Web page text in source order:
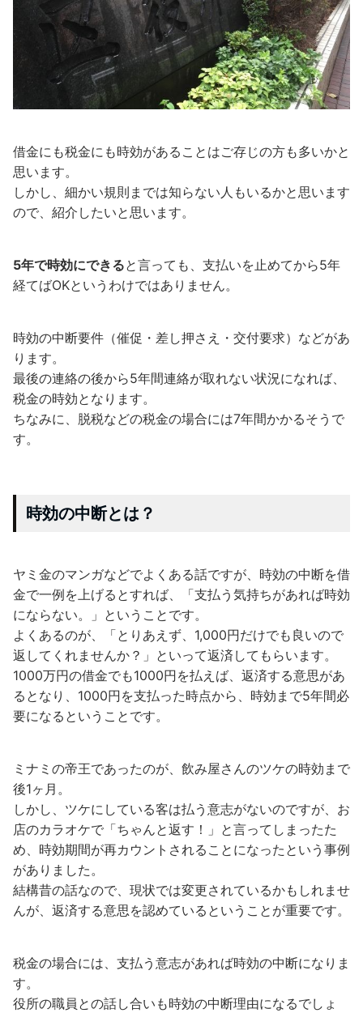
借金にも税金にも時効があることはご存じの方も多いかと
思います。
しかし、細かい規則までは知らない人もいるかと思います
ので、紹介したいと思います。
5年で時効にできると言っても、支払いを止めてから5年
経てばOKというわけではありません。
時効の中断要件（催促・差し押さえ・交付要求）などがあ
ります。
最後の連絡の後から5年間連絡が取れない状況になれば、
税金の時効となります。
ちなみに、脱税などの税金の場合には7年間かかるそうで
す。
時効の中断とは？
ヤミ金のマンガなどでよくある話ですが、時効の中断を借
金で一例を上げるとすれば、「支払う気持ちがあれば時効
にならない。」ということです。
よくあるのが、「とりあえず、1,000円だけでも良いので
返してくれませんか？」といって返済してもらいます。
1000万円の借金でも1000円を払えば、返済する意思があ
るとなり、1000円を支払った時点から、時効まで5年間必
要になるということです。
ミナミの帝王であったのが、飲み屋さんのツケの時効まで
後1ヶ月。
しかし、ツケにしている客は払う意志がないのですが、お
店のカラオケで「ちゃんと返す！」と言ってしまったた
め、時効期間が再カウントされることになったという事例
がありました。
結構昔の話なので、現状では変更されているかもしれませ
んが、返済する意思を認めているということが重要です。
税金の場合には、支払う意志があれば時効の中断になりま
す。
役所の職員との話し合いも時効の中断理由になるでしょ